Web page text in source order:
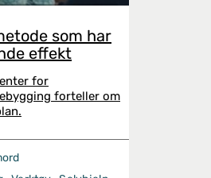
som har
effekt
for
forteller om